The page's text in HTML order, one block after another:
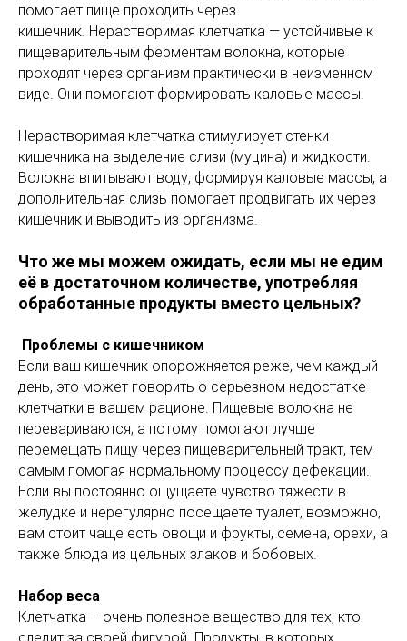
помогает пище проходить через
кишечник. Нерастворимая клетчатка — устойчивые к
пищеварительным ферментам волокна, которые
проходят через организм практически в неизменном
виде. Они помогают формировать каловые массы.
Нерастворимая клетчатка стимулирует стенки
кишечника на выделение слизи (муцина) и жидкости.
Волокна впитывают воду, формируя каловые массы, а
дополнительная слизь помогает продвигать их через
кишечник и выводить из организма.
Что же мы можем ожидать, если мы не едим
её в достаточном количестве, употребляя
обработанные продукты вместо цельных?
Проблемы с кишечником
Если ваш кишечник опорожняется реже, чем каждый
день, это может говорить о серьезном недостатке
клетчатки в вашем рационе. Пищевые волокна не
перевариваются, а потому помогают лучше
перемещать пищу через пищеварительный тракт, тем
самым помогая нормальному процессу дефекации.
Если вы постоянно ощущаете чувство тяжести в
желудке и нерегулярно посещаете туалет, возможно,
вам стоит чаще есть овощи и фрукты, семена, орехи, а
также блюда из цельных злаков и бобовых.
Набор веса
Клетчатка – очень полезное вещество для тех, кто